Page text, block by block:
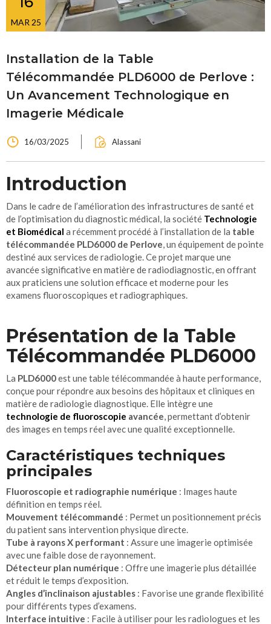
Accueil>Nos activités
MAR 25
Installation de la Table
Télécommandée PLD6000 de Perlove :
Un Avancement Technologique en
Imagerie Médicale
16/03/2025 Alassani
Introduction
Dans le cadre de l’amélioration des infrastructures de santé et
de l’optimisation du diagnostic médical, la société Technologie
et Biomédical a récemment procédé à l’installation de la table
télécommandée PLD6000 de Perlove, un équipement de pointe
destiné aux services de radiologie. Ce projet marque une
avancée significative en matière de radiodiagnostic, en offrant
aux praticiens une solution efficace et moderne pour les
examens fluoroscopiques et radiographiques.
Présentation de la Table
Télécommandée PLD6000
La PLD6000est une table télécommandée à haute performance,
conçue pour répondre aux besoins des hôpitaux et cliniques en
matière de radiologie diagnostique. Elle intègre une
technologie de fluoroscopie avancée, permettant d’obtenir
des images en temps réel avec une qualité exceptionnelle.
Caractéristiques techniques
principales
Fluoroscopie et radiographie numérique : Images haute
définition en temps réel.
Mouvement télécommandé : Permet un positionnement précis
du patient sans intervention physique directe.
Tube à rayons X performant : Assure une imagerie optimisée
avec une faible dose de rayonnement.
Détecteur plan numérique : Offre une imagerie plus détaillée
et réduit le temps d’exposition.
Angles d’inclinaison ajustables : Favorise une grande flexibilité
pour différents types d’examens.
Interface intuitive : Facile à utiliser pour les radiologues et les